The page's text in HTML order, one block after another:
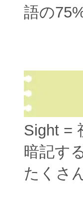
語の
Sight =
暗記す
たくさ